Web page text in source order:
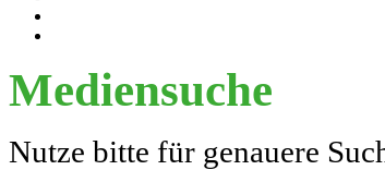
Mediensuche
Nutze bitte für genauere